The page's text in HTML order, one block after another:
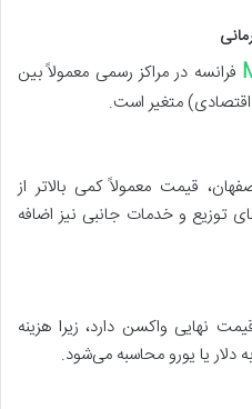
فرانسه در مراکز رسمی معمولاً بین
متغیر است.
قیمت معمولاً کمی بالاتر از
توزیع و خدمات جانبی نیز اضافه
نهایی واکسن دارد، زیرا هزینه
دلار یا یورو محاسبه می‌شود.